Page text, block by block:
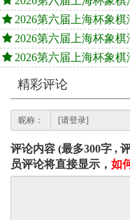
2026第六届上海杯象
2026第六届上海杯象
2026第六届上海杯象
精彩评论
昵称：
评论内容 (最多300字 ,
员评论将直接显示， 如